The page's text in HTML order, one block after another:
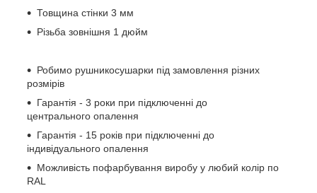
Товщина стінки 3 мм
Різьба зовнішня 1 дюйм
Робимо рушникосушарки під замовлення різних
розмірів
Гарантія - 3 роки при підключенні до
центрального опалення
Гарантія - 15 років при підключенні до
індивідуального опалення
Можливість пофарбування виробу у любий колір по
RAL